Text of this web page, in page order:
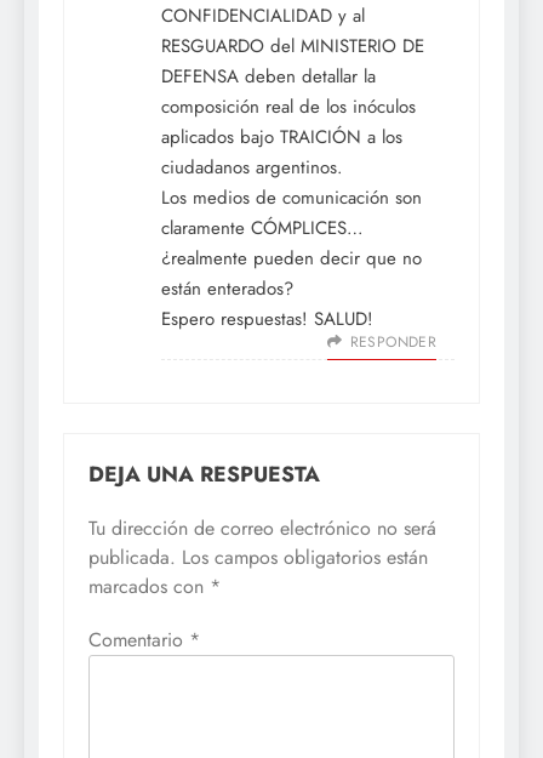
CONFIDENCIALIDAD y al
RESGUARDO del MINISTERIO DE
DEFENSA deben detallar la
composición real de los inóculos
aplicados bajo TRAICIÓN a los
ciudadanos argentinos.
Los medios de comunicación son
claramente CÓMPLICES…
¿realmente pueden decir que no
están enterados?
Espero respuestas! SALUD!
RESPONDER
DEJA UNA RESPUESTA
Tu dirección de correo electrónico no será
publicada. Los campos obligatorios están
marcados con *
Comentario *